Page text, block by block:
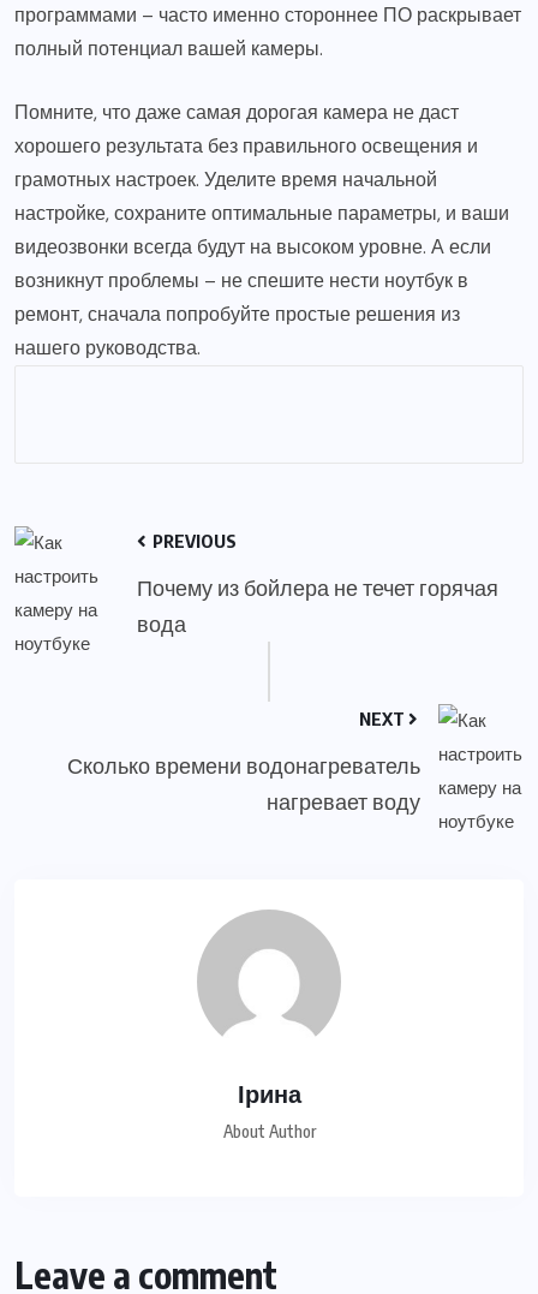
программами – часто именно стороннее ПО раскрывает
полный потенциал вашей камеры.
Помните, что даже самая дорогая камера не даст
хорошего результата без правильного освещения и
грамотных настроек. Уделите время начальной
настройке, сохраните оптимальные параметры, и ваши
видеозвонки всегда будут на высоком уровне. А если
возникнут проблемы – не спешите нести ноутбук в
ремонт, сначала попробуйте простые решения из
нашего руководства.
PREVIOUS
Почему из бойлера не течет горячая
вода
NEXT
Сколько времени водонагреватель
нагревает воду
Ірина
About Author
Leave a comment